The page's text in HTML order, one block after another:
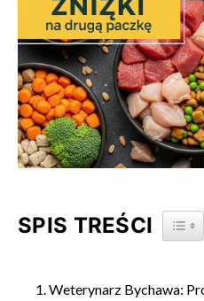
SPIS TREŚCI
Weterynarz Bychawa: